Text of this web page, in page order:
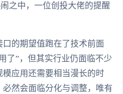
之中，一位创投大佬的提醒
口的期望值跑在了技术前面
”，但其实行业仍面临不少
应用还需要相当漫长的时
然会面临分化与调整，唯有